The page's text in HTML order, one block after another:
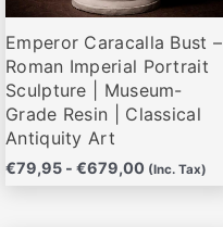
Emperor Caracalla Bust –
Roman Imperial Portrait
Sculpture | Museum-
Grade Resin | Classical
Antiquity Art
€79,95 - €679,00 (Inc. Tax)
elegir
en
la
página
de
producto